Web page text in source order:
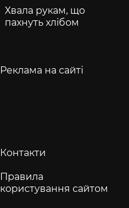
Хвала рукам, що
пахнуть хлібом
Реклама на сайті
Контакти
Правила
користування сайтом